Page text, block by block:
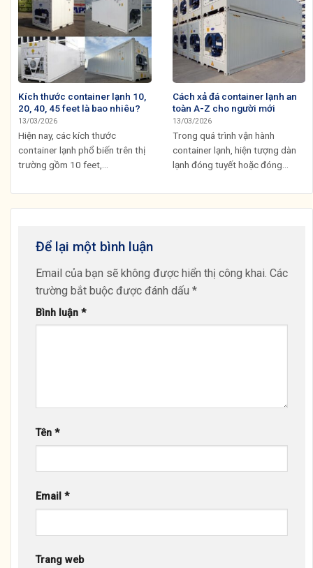
Kích thước container lạnh 10,
20, 40, 45 feet là bao nhiêu?
13/03/2026
Hiện nay, các kích thước
container lạnh phổ biến trên thị
trường gồm 10 feet,...
Cách xả đá container lạnh an
toàn A-Z cho người mới
13/03/2026
Trong quá trình vận hành
container lạnh, hiện tượng dàn
lạnh đóng tuyết hoặc đóng...
Để lại một bình luận
Email của bạn sẽ không được hiển thị công khai. Các
trường bắt buộc được đánh dấu *
Bình luận *
Tên *
Email *
Trang web